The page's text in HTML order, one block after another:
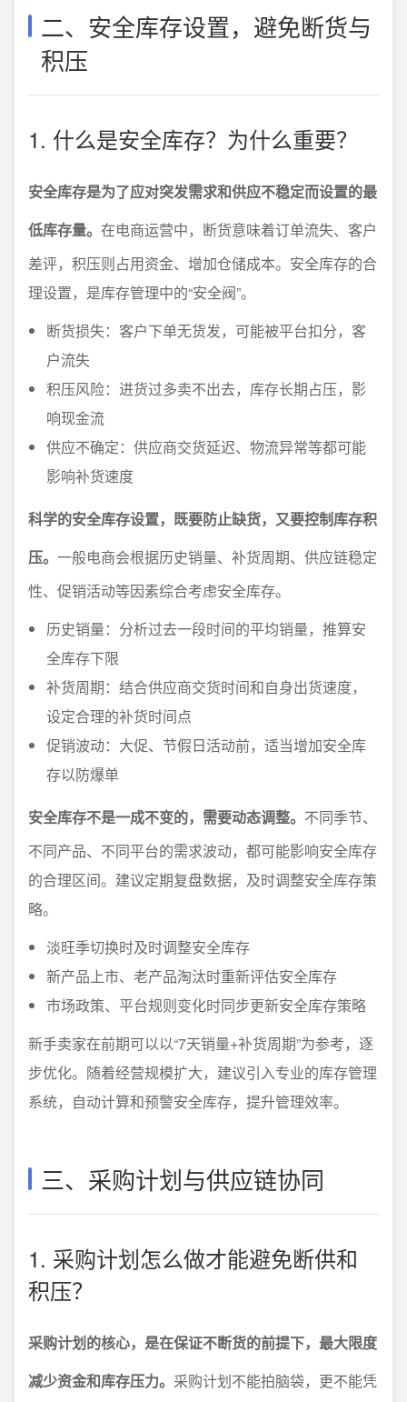
二、安全库存设置，避免断货与
积压
1. 什么是安全库存？为什么重要？
安全库存是为了应对突发需求和供应不稳定而设置的最
低库存量。 在电商运营中，断货意味着订单流失、客户
差评，积压则占用资金、增加仓储成本。安全库存的合
理设置，是库存管理中的“安全阀”。
断货损失：客户下单无货发，可能被平台扣分，客
户流失
积压风险：进货过多卖不出去，库存长期占压，影
响现金流
供应不确定：供应商交货延迟、物流异常等都可能
影响补货速度
科学的安全库存设置，既要防止缺货，又要控制库存积
压。 一般电商会根据历史销量、补货周期、供应链稳定
性、促销活动等因素综合考虑安全库存。
历史销量：分析过去一段时间的平均销量，推算安
全库存下限
补货周期：结合供应商交货时间和自身出货速度，
设定合理的补货时间点
促销波动：大促、节假日活动前，适当增加安全库
存以防爆单
安全库存不是一成不变的，需要动态调整。 不同季节、
不同产品、不同平台的需求波动，都可能影响安全库存
的合理区间。建议定期复盘数据，及时调整安全库存策
略。
淡旺季切换时及时调整安全库存
新产品上市、老产品淘汰时重新评估安全库存
市场政策、平台规则变化时同步更新安全库存策略
新手卖家在前期可以以“7天销量+补货周期”为参考，逐
步优化。随着经营规模扩大，建议引入专业的库存管理
系统，自动计算和预警安全库存，提升管理效率。
三、采购计划与供应链协同
1. 采购计划怎么做才能避免断供和
积压？
采购计划的核心，是在保证不断货的前提下，最大限度
减少资金和库存压力。 采购计划不能拍脑袋，更不能凭